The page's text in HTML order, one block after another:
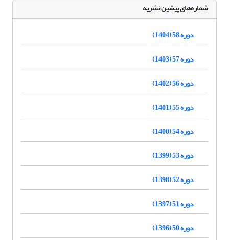
شماره‌های پیشین نشریه
دوره 58 (1404)
دوره 57 (1403)
دوره 56 (1402)
دوره 55 (1401)
دوره 54 (1400)
دوره 53 (1399)
دوره 52 (1398)
دوره 51 (1397)
دوره 50 (1396)